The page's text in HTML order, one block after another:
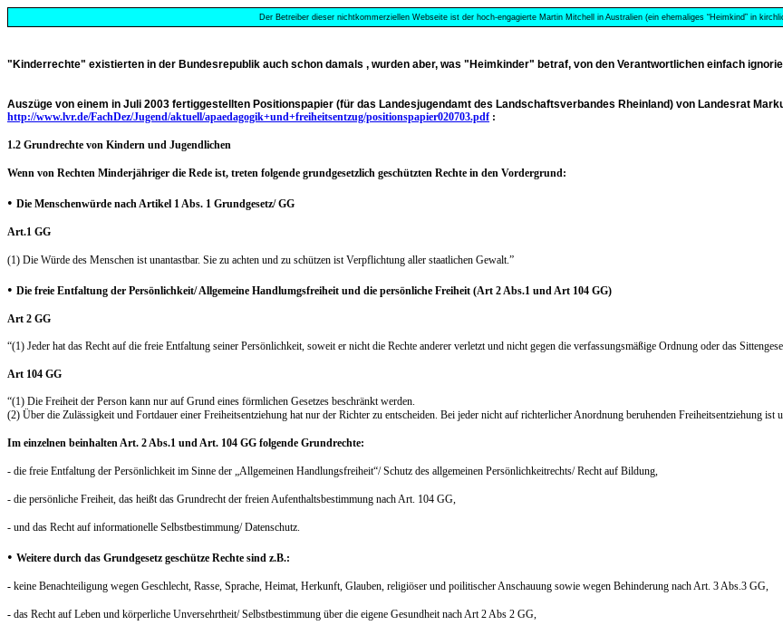
Der Betreiber dieser nichtkommerziellen Webseite ist der hoch-engagierte Martin Mitchell in Australien (ein ehemaliges “Heimkind” in
"Kinderrechte" existierten in der Bundesrepublik auch schon damals , wurden aber, was "Heimkinder" betraf, von den Verantwortlichen einfach
Auszüge von einem in Juli 2003 fertiggestellten Positionspapier (für das Landesjugendamt des Landschaftsverbandes Rheinland) von Landesrat
http://www.lvr.de/FachDez/Jugend/aktuell/apaedagogik+und+freiheitsentzug/positionspapier020703.pdf:
1.2 Grundrechte von Kindern und Jugendlichen
Wenn von Rechten Minderjähriger die Rede ist, treten folgende grundgesetzlich geschützten Rechte in den Vordergrund:
• Die Menschenwürde nach Artikel 1 Abs. 1 Grundgesetz/ GG
Art.1 GG
(1) Die Würde des Menschen ist unantastbar. Sie zu achten und zu schützen ist Verpflichtung aller staatlichen Gewalt.”
• Die freie Entfaltung der Persönlichkeit/ Allgemeine Handlumgsfreiheit und die persönliche Freiheit (Art 2 Abs.1 und Art 104 GG)
Art 2 GG
“(1) Jeder hat das Recht auf die freie Entfaltung seiner Persönlichkeit, soweit er nicht die Rechte anderer verletzt und nicht gegen die verfassungsmäßige Ordnung oder das
Art 104 GG
“(1) Die Freiheit der Person kann nur auf Grund eines förmlichen Gesetzes beschränkt werden.
(2) Über die Zulässigkeit und Fortdauer einer Freiheitsentziehung hat nur der Richter zu entscheiden. Bei jeder nicht auf richterlicher Anordnung beruhenden Freiheitsentziehung ist
Im einzelnen beinhalten Art. 2 Abs.1 und Art. 104 GG folgende Grundrechte:
- die freie Entfaltung der Persönlichkeit im Sinne der „Allgemeinen Handlungsfreiheit“/ Schutz des allgemeinen Persönlichkeitrechts/ Recht auf Bildung,
- die persönliche Freiheit, das heißt das Grundrecht der freien Aufenthaltsbestimmung nach Art. 104 GG,
- und das Recht auf informationelle Selbstbestimmung/ Datenschutz.
• Weitere durch das Grundgesetz geschütze Rechte sind z.B.:
- keine Benachteiligung wegen Geschlecht, Rasse, Sprache, Heimat, Herkunft, Glauben, religiöser und poilitischer Anschauung sowie wegen Behinderung nach Art. 3 Abs.3 GG,
- das Recht auf Leben und körperliche Unversehrtheit/ Selbstbestimmung über die eigene Gesundheit nach Art 2 Abs 2 GG,